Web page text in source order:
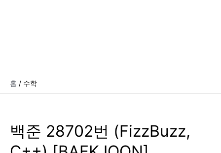
홈 수학
백준 28702번 (FizzBuzz,